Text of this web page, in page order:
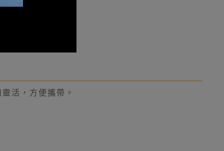
活，方便攜帶。